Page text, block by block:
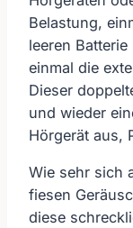
Belastung,
leeren
einmal die
Dieser
und wieder
Hörgerät aus,
Wie sehr sich
fiesen
diese